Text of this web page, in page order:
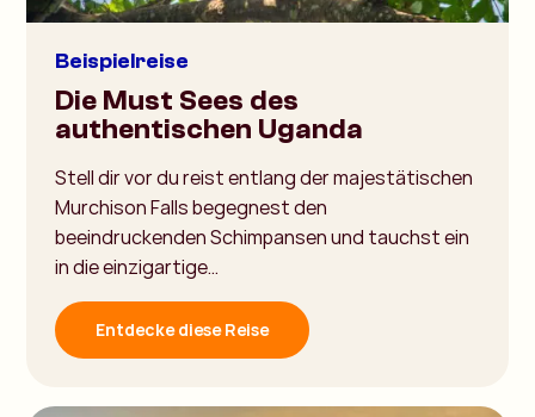
Beispielreise
Die Must Sees des
authentischen Uganda
Stell dir vor du reist entlang der majestätischen
Murchison Falls begegnest den
beeindruckenden Schimpansen und tauchst ein
in die einzigartige…
Entdecke diese Reise